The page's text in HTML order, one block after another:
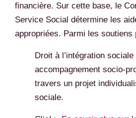
financière. Sur cette base, le
Service Social détermine les
appropriées. Parmi les soutiens
Droit à l’intégration
accompagnement socio-
travers un projet
sociale.